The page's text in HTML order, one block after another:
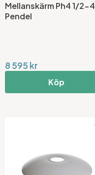
Mellanskärm Ph4 1/2-4
Pendel
8 595 kr
Köp